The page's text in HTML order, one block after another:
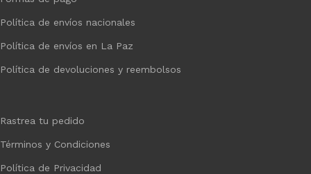
Política de envíos nacionales
Política de envíos en La Paz
Política de devoluciones y reembolsos
Rastrea tu pedido
Términos y Condiciones
Política de Privacidad